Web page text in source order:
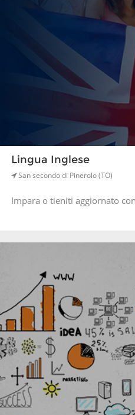
Lingua Inglese
San secondo di Pinerolo (TO)
Impara o tieniti aggiornato